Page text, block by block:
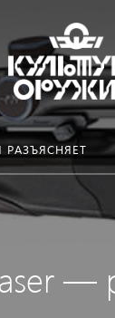
РАЗЪЯСНЯЕТ
—